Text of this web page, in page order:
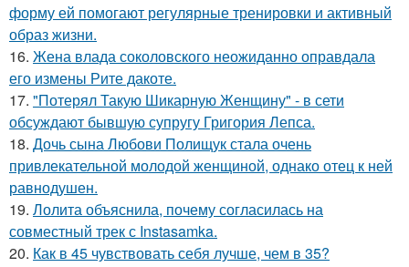
форму ей помогают регулярные тренировки и активный
образ жизни.
16. Жена влада соколовского неожиданно оправдала
его измены Рите дакоте.
17. "Потерял Такую Шикарную Женщину" - в сети
обсуждают бывшую супругу Григория Лепса.
18. Дочь сына Любови Полищук стала очень
привлекательной молодой женщиной, однако отец к ней
равнодушен.
19. Лолита объяснила, почему согласилась на
совместный трек с Instasamka.
20. Как в 45 чувствовать себя лучше, чем в 35?